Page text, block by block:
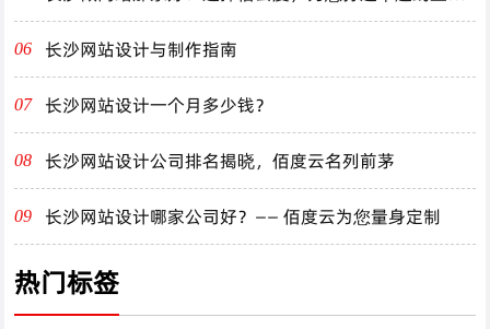
验！
06 长沙网站设计与制作指南
07 长沙网站设计一个月多少钱？
08 长沙网站设计公司排名揭晓，佰度云名列前茅
09 长沙网站设计哪家公司好？—— 佰度云为您量身定制
热门标签